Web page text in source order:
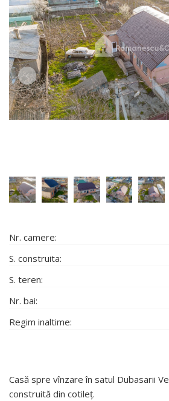
Nr. camere:
S. construita:
S. teren:
Nr. bai:
Regim inaltime:
Casă spre vînzare în satul Dubasarii
construită din cotileț.